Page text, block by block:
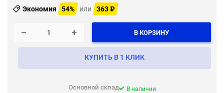
Экономия 54% или 363₽
В КОРЗИНУ
КУПИТЬ В 1 КЛИК
Основной склад В наличии